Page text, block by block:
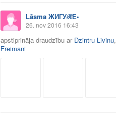
Lāsma ЖИГУℛЕ•
26. nov 2016 16:43
apstiprināja draudzību ar Dzintru Livinu,
Freimani